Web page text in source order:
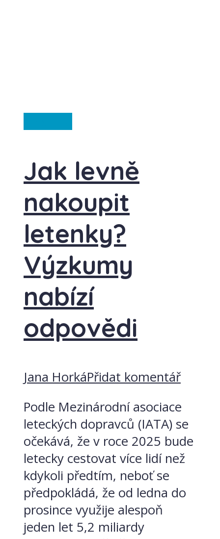
Jak levně
nakoupit
letenky?
Výzkumy
nabízí
odpovědi
Jana HorkáPřidat komentář
Podle Mezinárodní asociace
leteckých dopravců (IATA) se
očekává, že v roce 2025 bude
letecky cestovat více lidí než
kdykoli předtím, neboť se
předpokládá, že od ledna do
prosince využije alespoň
jeden let 5,2 miliardy